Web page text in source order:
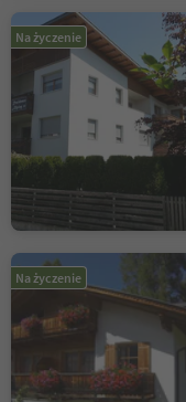
Na życzenie
Na życzenie